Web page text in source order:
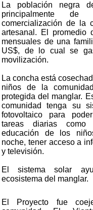
La población negra
principalmente
comercialización de la
artesanal. El promedio
mensuales de una
US$, de lo cual se
movilización.
La concha está
niños de la
protegida del manglar.
comunidad tenga su
fotovoltaico para
tareas diarias
educación de los
noche, tener acceso a
y televisión.
El sistema solar
ecosistema del manglar.
El Proyecto fue